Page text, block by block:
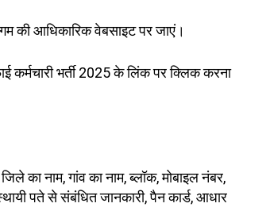
की आधिकारिक वेबसाइट पर जाएं।
भर्ती 2025 के लिंक पर क्लिक करना
का नाम, गांव का नाम, ब्लॉक, मोबाइल नंबर,
पते से संबंधित जानकारी, पैन कार्ड, आधार